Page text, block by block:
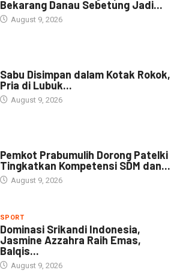
Bekarang Danau Sebetung Jadi...
August 9, 2026
Sabu Disimpan dalam Kotak Rokok,
Pria di Lubuk...
August 9, 2026
Pemkot Prabumulih Dorong Patelki
Tingkatkan Kompetensi SDM dan...
August 9, 2026
SPORT
Dominasi Srikandi Indonesia,
Jasmine Azzahra Raih Emas,
Balqis...
August 9, 2026